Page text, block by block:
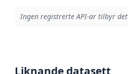
Ingen registrerte API-ar tilbyr
Liknande datasett